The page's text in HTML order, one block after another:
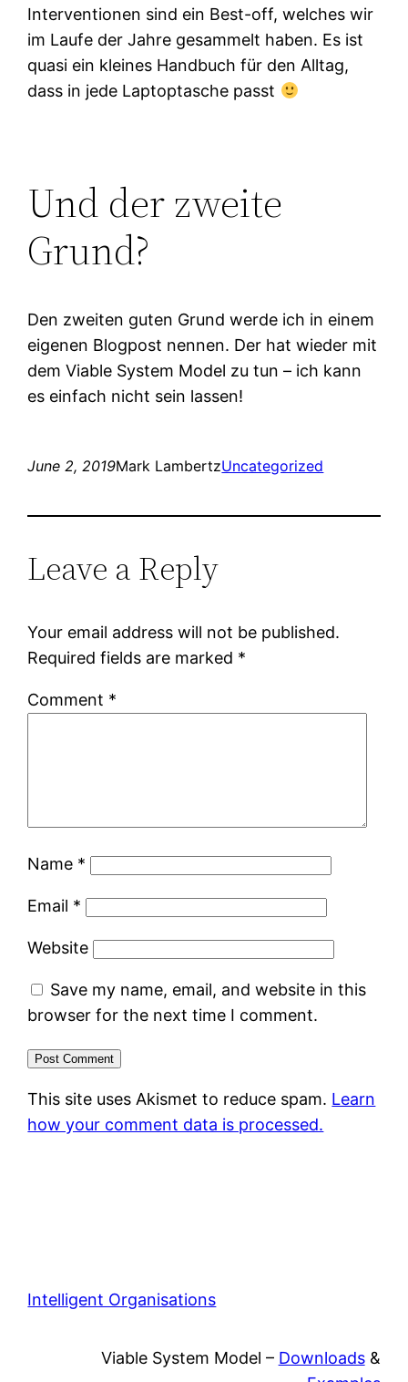
Interventionen sind ein Best-off, welches wir
im Laufe der Jahre gesammelt haben. Es ist
quasi ein kleines Handbuch für den Alltag,
dass in jede Laptoptasche passt
Und der zweite
Grund?
Den zweiten guten Grund werde ich in einem
eigenen Blogpost nennen. Der hat wieder mit
dem Viable System Model zu tun – ich kann
es einfach nicht sein lassen!
June 2, 2019Mark LambertzUncategorized
Leave a Reply
Your email address will not be published.
Required fields are marked *
Comment *
Name *
Email *
Website
Save my name, email, and website in this
browser for the next time I comment.
This site uses Akismet to reduce spam. Learn
how your comment data is processed.
Intelligent Organisations
Viable System Model – Downloads&